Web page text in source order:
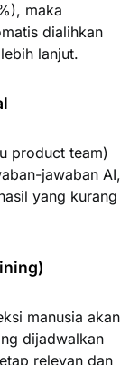
maka
dialihkan
lanjut.
product team)
jawaban AI,
yang kurang
manusia akan
dijadwalkan
relevan dan